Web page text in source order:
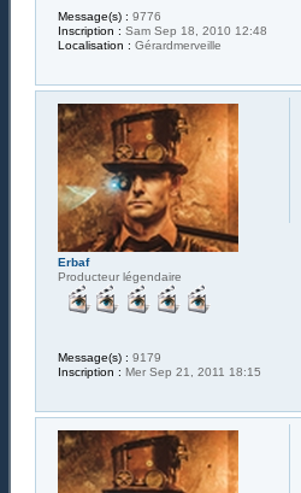
Message(s) : 9776
Inscription : Sam Sep 18, 2010 12:48
Localisation : Gérardmerveille
Erbaf
Producteur légendaire
Message(s) : 9179
Inscription : Mer Sep 21, 2011 18:15